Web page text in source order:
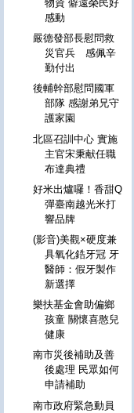
物資 僻遠榮民好
感動
嚴德發部長慰問救
災官兵 感佩辛
勤付出
後輔幹部慰問國軍
部隊 感謝弟兄守
護家園
北區召訓中心 實施
主官宋秉献任職
布達典禮
好米出爐囉！香甜Q
彈臺南越光米打
響品牌
(影音)美觀×硬度兼
具氧化鋯牙冠 牙
醫師：假牙製作
新選擇
樂扶基金會助偏鄉
孩童 關懷喜憨兒
健康
南市災後補助及善
後處理 民眾如何
申請補助
南市政府緊急動員